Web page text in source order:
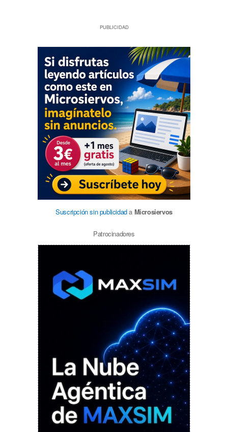
PUBLICIDAD
Suscripción sin publicidada Microsiervos
Patrocinadores